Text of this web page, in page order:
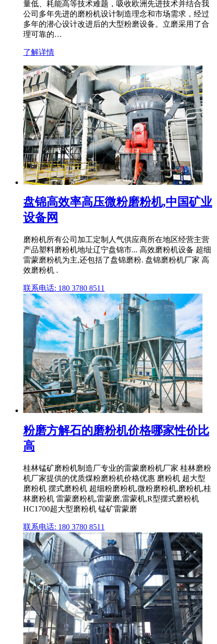
量低、耗能高等技术难题，吸收欧洲先进技术并结合我
公司多年先进的磨粉机设计制造理念和市场需求，经过
多年的潜心设计改进后的大型粉磨设备。立磨采用了合
理可靠的…
了解详情
盘锦高效率高压微粉磨粉机,中国矿业
设备网
磨粉机所有公司加工定制人气供应商所在地区经营主营
产品塑料磨粉机地址辽宁盘锦市... 高效磨粉机设备 超细
雷蒙磨粉机为主,还包括了盘锦磨粉. 盘锦磨粉机厂家 高
效磨粉机 .
联系电话: 180 3780 8511
粉磨方解石的磨粉机价格哪家性价比
高
桂林锰矿磨粉机制造厂专业的雷蒙磨粉机厂家 桂林磨粉
机厂家提供的优质煤粉磨粉机价格优惠 磨粉机 超大型
磨粉机 摆式磨粉机 超细粉磨粉机,微粉磨粉机,磨粉机,桂
林磨粉机 雷蒙磨粉机,雷蒙磨,雷蒙机,R型摆式磨粉机
HC1700超大型磨粉机 锰矿雷蒙磨
联系电话: 180 3780 8511